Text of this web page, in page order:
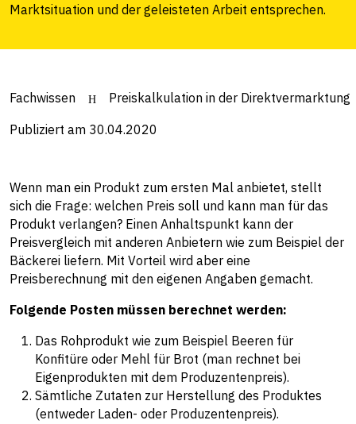
Marktsituation und der geleisteten Arbeit entsprechen.
Fachwissen Preiskalkulation in der Direktvermarktung
Publiziert am 30.04.2020
Wenn man ein Produkt zum ersten Mal anbietet, stellt
sich die Frage: welchen Preis soll und kann man für das
Produkt verlangen? Einen Anhaltspunkt kann der
Preisvergleich mit anderen Anbietern wie zum Beispiel der
Bäckerei liefern. Mit Vorteil wird aber eine
Preisberechnung mit den eigenen Angaben gemacht.
Folgende Posten müssen berechnet werden:
Das Rohprodukt wie zum Beispiel Beeren für
Konfitüre oder Mehl für Brot (man rechnet bei
Eigenprodukten mit dem Produzentenpreis).
Sämtliche Zutaten zur Herstellung des Produktes
(entweder Laden- oder Produzentenpreis).